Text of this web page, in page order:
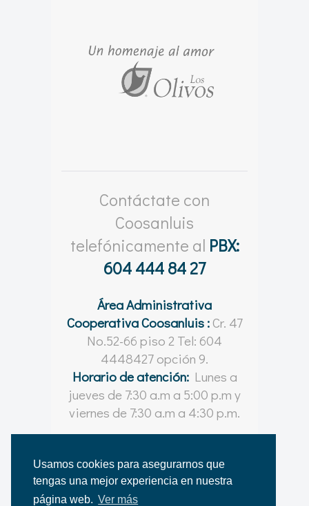
Usamos cookies para asegurarnos que
tengas una mejor experiencia en nuestra
página web. Ver más
Contáctate con
Coosanluis
telefónicamente al PBX:
604 444 84 27
Área Administrativa
Cooperativa Coosanluis :Cr. 47
No.52-66 piso 2 Tel: 604
4448427 opción 9.
Horario de atención:Lunes a
jueves de 7:30 a.m a 5:00 p.m y
viernes de 7:30 a.m a 4:30 p.m.
© Coosanluis 2021 - 2026